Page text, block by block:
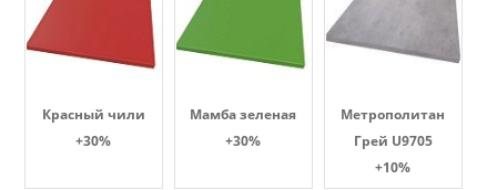
Красный чили
+30%
Мамба зеленая
+30%
Метрополитан
Грей U9705
+10%